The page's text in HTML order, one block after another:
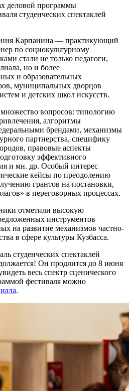
деловой программы
студенческих спектаклей
Карпанина — практикующий
по социокультурному
стали не только педагоги,
но и более
и образовательных
муниципальных дворцов
и детских школ искусств.
вопросов: типологию
алгоритмы
брендами, механизмы
партнерства, специфику
правовые аспекты
эффективного
и мн. др. Особый интерес
кейсы по преодолению
грантов на постановки,
в переговорных процессах.
отметили высокую
инструментов
на развитие механизмов частно-
в сфере культуры Кузбасса.
студенческих спектаклей
Он продлится до 8 июня
весь спектр сценического
фестиваля можно
.